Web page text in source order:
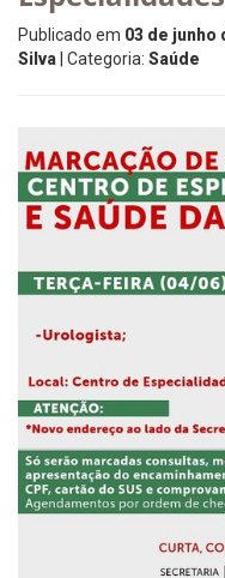
Publicado em 03 de junho
Silva | Categoria: Saúde